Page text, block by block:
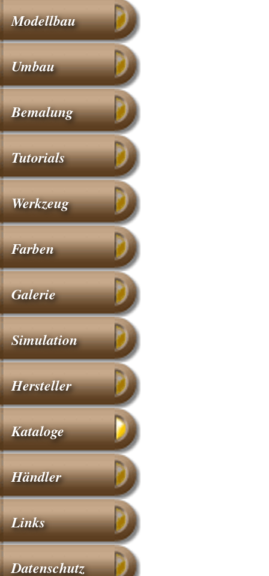
Modellbau
Umbau
Bemalung
Tutorials
Werkzeug
Farben
Galerie
Simulation
Hersteller
Kataloge
Händler
Links
Datenschutz